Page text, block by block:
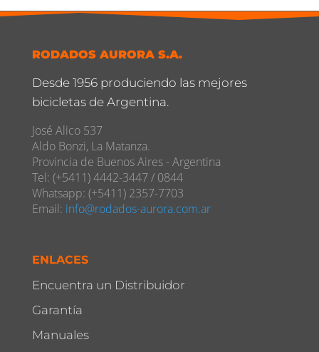
RODADOS AURORA S.A.
Desde 1956 produciendo las mejores
bicicletas de Argentina.
José Alico 537
Aldo Bonzi, La Matanza.
Provincia de Buenos Aires - Argentina
Tel: (+5411) 4442-3447 / 0844
Whatsapp: (+5411) 2357-7703
Email: info@rodados-aurora.com.ar
ENLACES
Encuentra un Distribuidor
Garantía
Manuales